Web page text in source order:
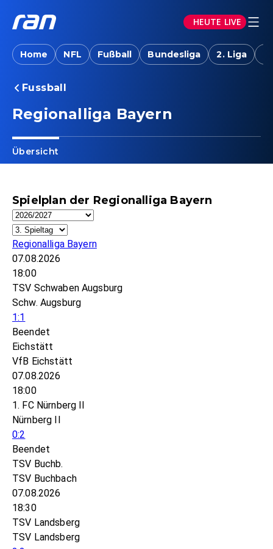
HEUTE LIVE
Home NFL Fußball Bundesliga 2. Liga
Fussball
Regionalliga Bayern
Übersicht
Spielplan der Regionalliga Bayern
Regionalliga Bayern
07.08.2026
18:00
TSV Schwaben Augsburg
Schw. Augsburg
1:1
Beendet
Eichstätt
VfB Eichstätt
07.08.2026
18:00
1. FC Nürnberg II
Nürnberg II
0:2
Beendet
TSV Buchb.
TSV Buchbach
07.08.2026
18:30
TSV Landsberg
TSV Landsberg